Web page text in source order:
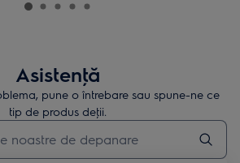
Asistenţă
pune o întrebare sau spune-ne ce
tip de produs deţii.
articles